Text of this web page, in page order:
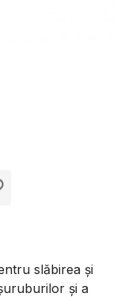
slăbirea și
și a